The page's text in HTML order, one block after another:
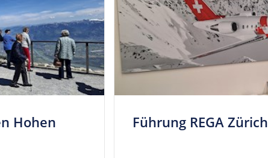
Hohen
Füh­rung REGA Zürich